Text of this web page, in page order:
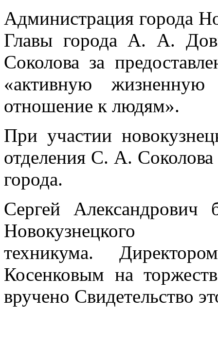
Администрация города
Главы города А. А.
Соколова за
«активную
отношение к людям».
При участии
отделения С. А.
города.
Сергей
Новокузнецкого
техникума.
Косенковым на
вручено Свидетельство